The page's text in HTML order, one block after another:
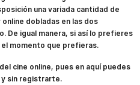
una variada cantidad de
dobladas en las dos
De igual manera, si así lo prefieres
momento que prefieras.
cine online, pues en aquí puedes
sin registrarte.